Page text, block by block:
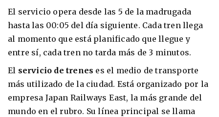
El servicio opera desde las 5 de la madrugada
hasta las 00:05 del día siguiente. Cada tren llega
al momento que está planificado que llegue y
entre sí, cada tren no tarda más de 3 minutos.
El servicio de trenes es el medio de transporte
más utilizado de la ciudad. Está organizado por la
empresa Japan Railways East, la más grande del
mundo en el rubro. Su línea principal se llama